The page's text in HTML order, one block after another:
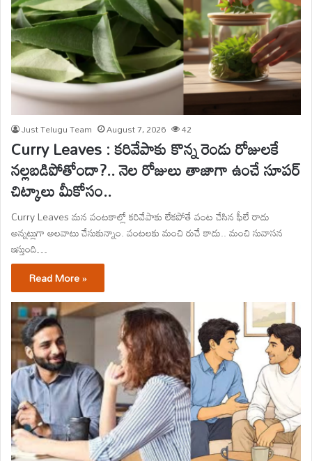
Just Telugu Team August 7, 2026 42
Curry Leaves : కరివేపాకు కొన్న రెండు రోజులకే
నల్లబడిపోతోందా?.. నెల రోజులు తాజాగా ఉంచే సూపర్
చిట్కాలు మీకోసం..
Curry Leaves మన వంటకాల్లో కరివేపాకు లేకపోతే వంట చేసిన ఫీలే రాదు
అన్నట్లుగా అలవాటు చేసుకున్నాం. వంటలకు మంచి రుచే కాదు.. మంచి సువాసన
ఇస్తుంది…
Read More »